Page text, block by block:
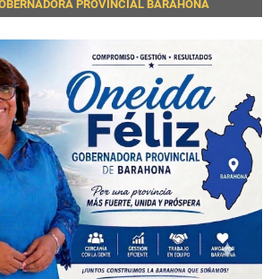
PROVINCIAL BARAHONA